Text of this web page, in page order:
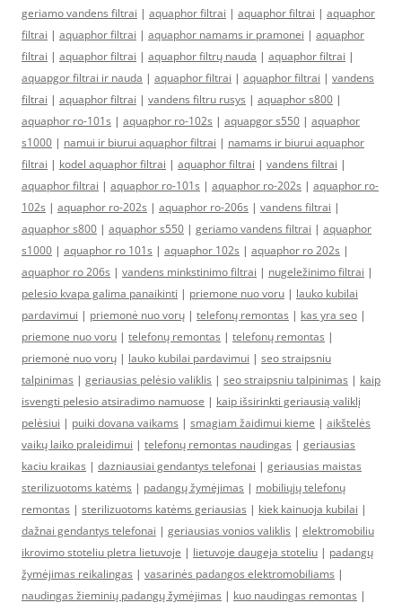
geriamo vandens filtrai | aquaphor filtrai | aquaphor filtrai | aquaphor
filtrai | aquaphor filtrai | aquaphor namams ir pramonei | aquaphor
filtrai | aquaphor filtrai | aquaphor filtrų nauda | aquaphor filtrai |
aquapgor filtrai ir nauda | aquaphor filtrai | aquaphor filtrai | vandens
filtrai | aquaphor filtrai | vandens filtru rusys | aquaphor s800 |
aquaphor ro-101s | aquaphor ro-102s | aquapgor s550 | aquaphor
s1000 | namui ir biurui aquaphor filtrai | namams ir biurui aquaphor
filtrai | kodel aquaphor filtrai | aquaphor filtrai | vandens filtrai |
aquaphor filtrai | aquaphor ro-101s | aquaphor ro-202s | aquaphor ro-
102s | aquaphor ro-202s | aquaphor ro-206s | vandens filtrai |
aquaphor s800 | aquaphor s550 | geriamo vandens filtrai | aquaphor
s1000 | aquaphor ro 101s | aquaphor 102s | aquaphor ro 202s |
aquaphor ro 206s | vandens minkstinimo filtrai | nugeležinimo filtrai |
pelesio kvapa galima panaikinti | priemone nuo voru | lauko kubilai
pardavimui | priemonė nuo vorų | telefonų remontas | kas yra seo |
priemone nuo voru | telefonų remontas | telefonų remontas |
priemonė nuo vorų | lauko kubilai pardavimui | seo straipsniu
talpinimas | geriausias pelėsio valiklis | seo straipsniu talpinimas | kaip
isvengti pelesio atsiradimo namuose | kaip išsirinkti geriausią valiklį
pelėsiui | puiki dovana vaikams | smagiam žaidimui kieme | aikštelės
vaikų laiko praleidimui | telefonų remontas naudingas | geriausias
kaciu kraikas | dazniausiai gendantys telefonai | geriausias maistas
sterilizuotoms katėms | padangų žymėjimas | mobiliųjų telefonų
remontas | sterilizuotoms katėms geriausias | kiek kainuoja kubilai |
dažnai gendantys telefonai | geriausias vonios valiklis | elektromobiliu
ikrovimo stoteliu pletra lietuvoje | lietuvoje daugeja stoteliu | padangų
žymėjimas reikalingas | vasarinės padangos elektromobiliams |
naudingas žieminių padangų žymėjimas | kuo naudingas remontas |